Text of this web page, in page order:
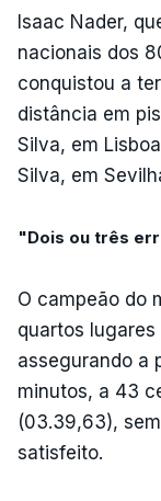
Isaac Nader,
nacionais dos
conquistou a
distância em
Silva, em
Silva, em
"Dois ou três
O campeão do
quartos
assegurando a
minutos, a 43
(03.39,63),
satisfeito.